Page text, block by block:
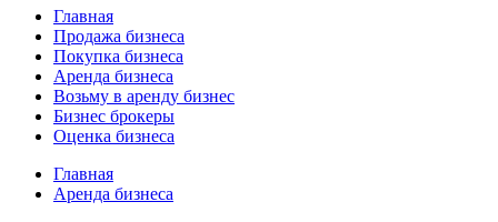
Главная
Продажа бизнеса
Покупка бизнеса
Аренда бизнеса
Возьму в аренду бизнес
Бизнес брокеры
Оценка бизнеса
Главная
Аренда бизнеса